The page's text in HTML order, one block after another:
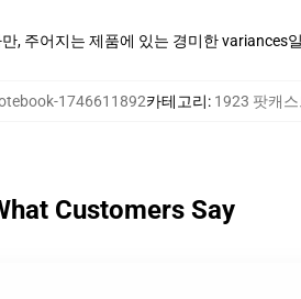
, 주어지는 제품에 있는 경미한 variances
1746611892카테고리: 1923 팟캐스
Customers Say